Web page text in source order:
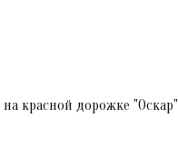
красной дорожке "Оскар"